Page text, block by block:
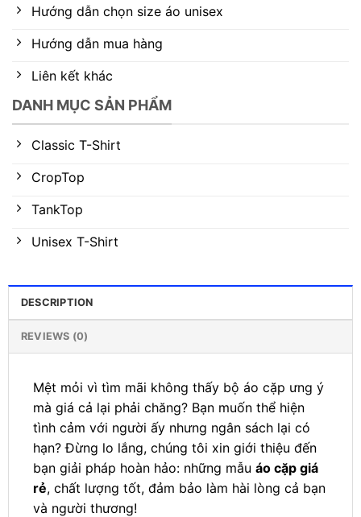
Hướng dẫn chọn size áo unisex
Hướng dẫn mua hàng
Liên kết khác
DANH MỤC SẢN PHẨM
Classic T-Shirt
CropTop
TankTop
Unisex T-Shirt
DESCRIPTION
REVIEWS (0)
Mệt mỏi vì tìm mãi không thấy bộ áo cặp ưng ý
mà giá cả lại phải chăng? Bạn muốn thể hiện
tình cảm với người ấy nhưng ngân sách lại có
hạn? Đừng lo lắng, chúng tôi xin giới thiệu đến
bạn giải pháp hoàn hảo: những mẫu áo cặp giá
rẻ, chất lượng tốt, đảm bảo làm hài lòng cả bạn
và người thương!